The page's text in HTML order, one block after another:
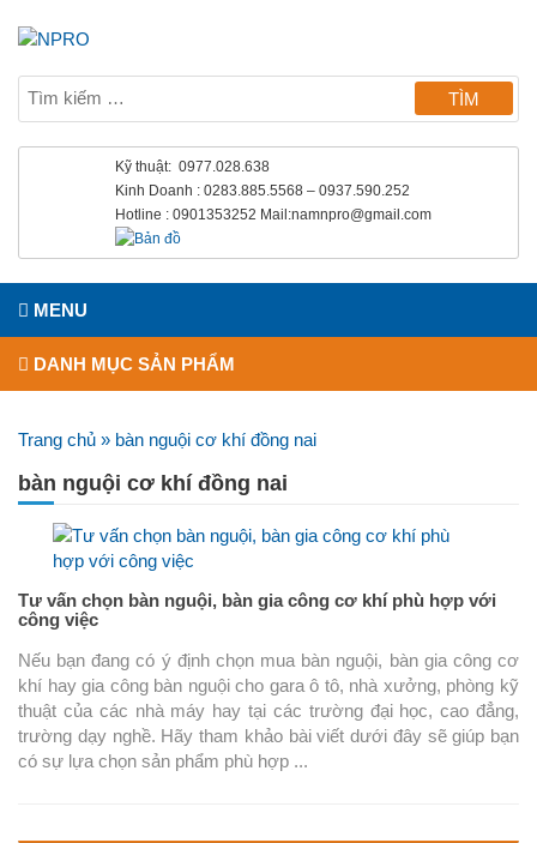
Kỹ thuật: 0977.028.638
Kinh Doanh : 0283.885.5568 – 0937.590.252
Hotline : 0901353252 Mail:namnpro@gmail.com
MENU
DANH MỤC SẢN PHẨM
Trang chủ » bàn nguội cơ khí đồng nai
bàn nguội cơ khí đồng nai
Tư vấn chọn bàn nguội, bàn gia công cơ khí phù hợp với
công việc
Nếu bạn đang có ý định chọn mua bàn nguội, bàn gia công cơ
khí hay gia công bàn nguội cho gara ô tô, nhà xưởng, phòng kỹ
thuật của các nhà máy hay tại các trường đại học, cao đẳng,
trường dạy nghề. Hãy tham khảo bài viết dưới đây sẽ giúp bạn
có sự lựa chọn sản phẩm phù hợp ...